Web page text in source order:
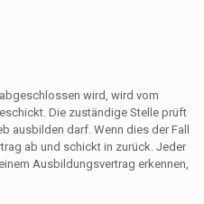
wird, wird vom
Die zuständige Stelle prüft
ausbilden darf. Wenn dies der Fall
ab und schickt in zurück. Jeder
Ausbildungsvertrag erkennen,